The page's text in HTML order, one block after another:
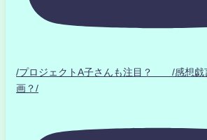
/プロジェクトA子さんも注目？ /感想戯
画？/